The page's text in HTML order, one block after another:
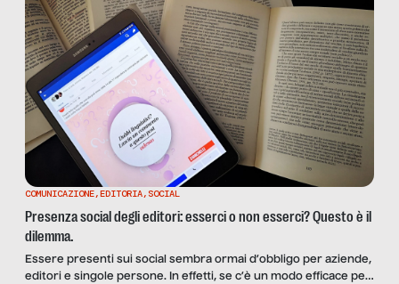
COMUNICAZIONE,EDITORIA, SOCIAL
Presenza social degli editori: esserci o non esserci? Questo è il
dilemma.
Essere presenti sui social sembra ormai d’obbligo per aziende,
editori e singole persone. In effetti, se c’è un modo efficace per